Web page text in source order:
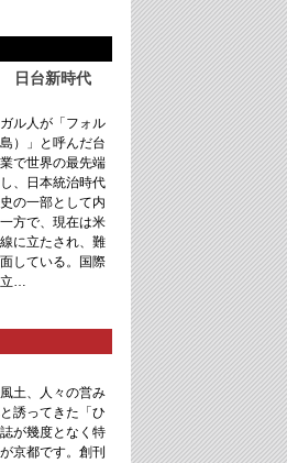
日台新時代
ル人が「フォル
）」と呼んだ台
で世界の最先端
、日本統治時代
の一部として内
方で、現在は米
に立たされ、難
している。国際
立…
土、人々の営み
誘ってきた「ひ
が幾度となく特
京都です。創刊